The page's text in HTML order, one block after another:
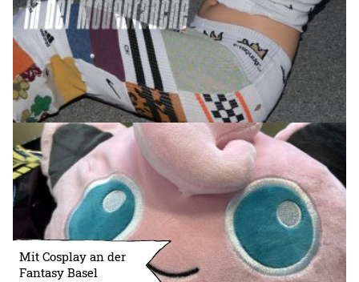
Mit Cosplay an der
Fantasy Basel